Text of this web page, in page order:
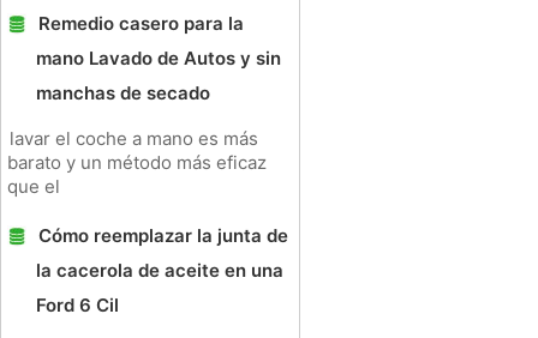
Remedio casero para la
mano Lavado de Autos y sin
manchas de secado
lavar el coche a mano es más
barato y un método más eficaz
que el
Cómo reemplazar la junta de
la cacerola de aceite en una
Ford 6 Cil